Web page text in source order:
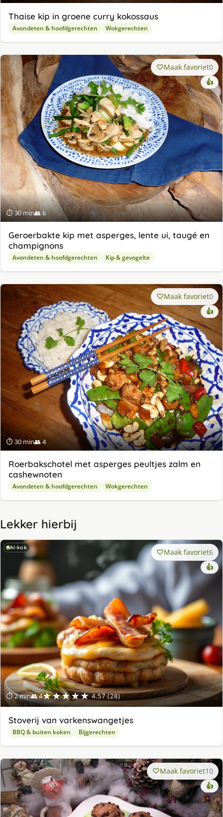
Thaise kip in groene curry kokossaus
Avondeten & hoofdgerechten Wokgerechten
⏱ 30 min👥 6
Maak favoriet0
👍
Geroerbakte kip met asperges, lente ui, taugé en
champignons
Avondeten & hoofdgerechten Kip & gevogelte
⏱ 30 min👥 4
Maak favoriet0
👍
Roerbakschotel met asperges peultjes zalm en
cashewnoten
Avondeten & hoofdgerechten Wokgerechten
Lekker hierbij
AI-kok
⏱ 2 min👥 4★★★★★ 4.57 (28)
Maak favoriet6
👍
Stoverij van varkenswangetjes
BBQ & buiten koken Bijgerechten
Maak favoriet10
👍